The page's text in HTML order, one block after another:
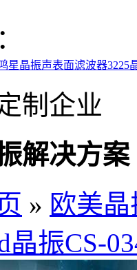
星晶振声表面滤波器3225
制企业
解决方案
» 欧美晶
晶振CS-